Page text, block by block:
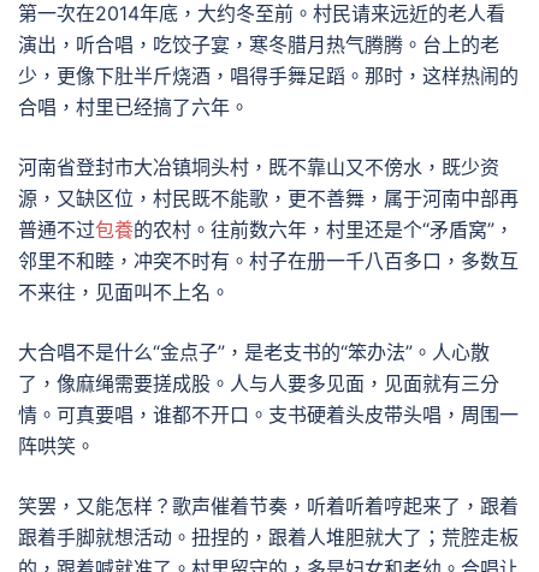
第一次在2014年底，大约冬至前。村民请来远近的老人看
演出，听合唱，吃饺子宴，寒冬腊月热气腾腾。台上的老
少，更像下肚半斤烧酒，唱得手舞足蹈。那时，这样热闹的
合唱，村里已经搞了六年。
河南省登封市大冶镇垌头村，既不靠山又不傍水，既少资
源，又缺区位，村民既不能歌，更不善舞，属于河南中部再
普通不过包養的农村。往前数六年，村里还是个“矛盾窝”，
邻里不和睦，冲突不时有。村子在册一千八百多口，多数互
不来往，见面叫不上名。
大合唱不是什么“金点子”，是老支书的“笨办法”。人心散
了，像麻绳需要搓成股。人与人要多见面，见面就有三分
情。可真要唱，谁都不开口。支书硬着头皮带头唱，周围一
阵哄笑。
笑罢，又能怎样？歌声催着节奏，听着听着哼起来了，跟着
跟着手脚就想活动。扭捏的，跟着人堆胆就大了；荒腔走板